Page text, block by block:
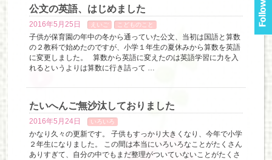
公文の英語、はじめました
2016年5月25日 えいご こどものこと
子供が保育園の年中の冬から通っていた公文、当初は国語と算数
の２教科で始めたのですが、小学１年生の夏休みから算数を英語
に変更しました。 算数から英語に変えたのは英語学習に力を入
れるというよりは算数に行き詰って …
たいへんご無沙汰しておりました
2016年5月24日 いろいろ
かなり久々の更新です。 子供もすっかり大きくなり、今年で小学
２年生になりました。 この間は本当にいろいろなことがたくさん
ありすぎて、自分の中でもまだ整理がついていないことがたくさ